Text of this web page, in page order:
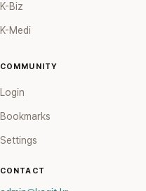
K-Biz
K-Medi
COMMUNITY
Login
Bookmarks
Settings
CONTACT